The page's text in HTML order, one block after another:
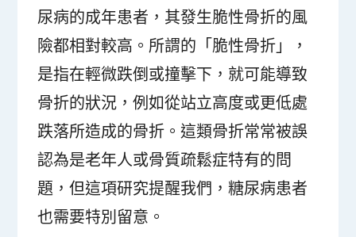
尿病的成年患者，其發生脆性骨折的風
險都相對較高。所謂的「脆性骨折」，
是指在輕微跌倒或撞擊下，就可能導致
骨折的狀況，例如從站立高度或更低處
跌落所造成的骨折。這類骨折常常被誤
認為是老年人或骨質疏鬆症特有的問
題，但這項研究提醒我們，糖尿病患者
也需要特別留意。